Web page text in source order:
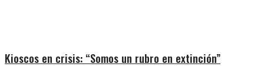
Kioscos en crisis: “Somos un rubro en extinción”